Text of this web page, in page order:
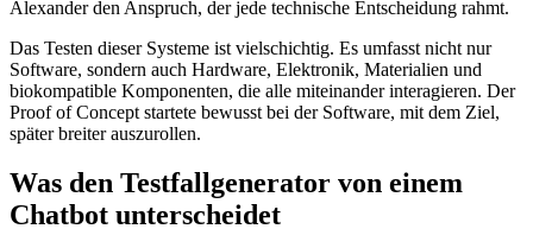
Alexander den Anspruch, der jede technische Entscheidung rahmt.
Das Testen dieser Systeme ist vielschichtig. Es umfasst nicht nur
Software, sondern auch Hardware, Elektronik, Materialien und
biokompatible Komponenten, die alle miteinander interagieren. Der
Proof of Concept startete bewusst bei der Software, mit dem Ziel,
später breiter auszurollen.
Was den Testfallgenerator von einem
Chatbot unterscheidet